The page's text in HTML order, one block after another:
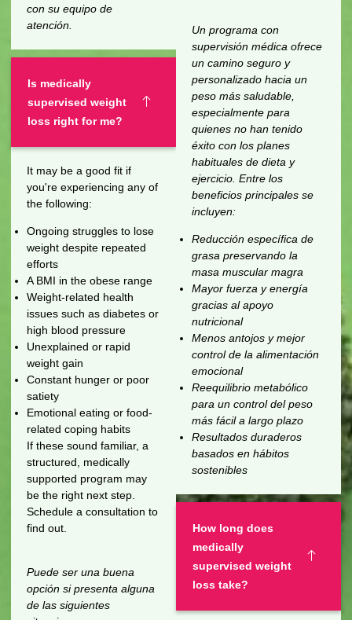
con su equipo de
atención.
Is medically
supervised weight
loss right for me?
It may be a good fit if
you're experiencing any of
the following:
Ongoing struggles to lose
weight despite repeated
efforts
A BMI in the obese range
Weight-related health
issues such as diabetes or
high blood pressure
Unexplained or rapid
weight gain
Constant hunger or poor
satiety
Emotional eating or food-
related coping habits
If these sound familiar, a
structured, medically
supported program may
be the right next step.
Schedule a consultation to
find out.
Puede ser una buena
opción si presenta alguna
de las siguientes
Un programa con
supervisión médica ofrece
un camino seguro y
personalizado hacia un
peso más saludable,
especialmente para
quienes no han tenido
éxito con los planes
habituales de dieta y
ejercicio. Entre los
beneficios principales se
incluyen:
Reducción específica de
grasa preservando la
masa muscular magra
Mayor fuerza y energía
gracias al apoyo
nutricional
Menos antojos y mejor
control de la alimentación
emocional
Reequilibrio metabólico
para un control del peso
más fácil a largo plazo
Resultados duraderos
basados en hábitos
sostenibles
How long does
medically
supervised weight
loss take?